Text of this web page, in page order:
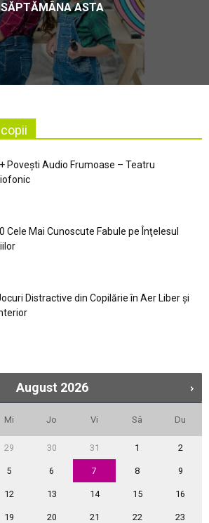
SĂPTĂMÂNA ASTA
Povești Audio Frumoase – Teatru
Cele Mai Cunoscute Fabule pe Înţelesul
Distractive din Copilărie în Aer Liber şi
August 2026
Mi Jo Vi Sâ Du
29 30 31 1 2
5 6 7 8 9
12 13 14 15 16
19 20 21 22 23